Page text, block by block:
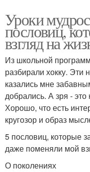
Уроки
пословиц,
взгляд на
Из школьной
разбирали хокку.
казались мне
добрались. А зря -
Хорошо, что есть
кругозор и образ
5 пословиц, которые
даже поменяли мой
О поколениях